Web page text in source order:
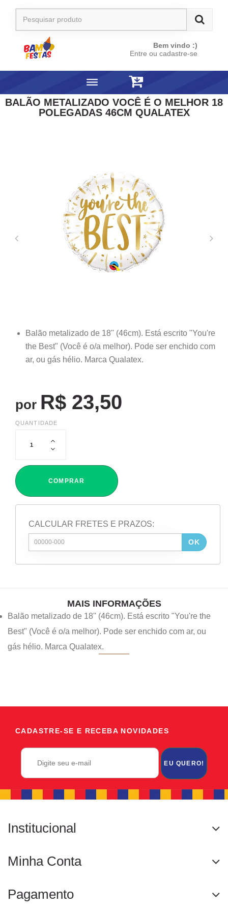
Bem vindo :)
Entre ou cadastre-se
BALÃO METALIZADO VOCÊ É O MELHOR 18
POLEGADAS 46CM QUALATEX
Balão metalizado de 18'' (46cm). Está escrito "You're
the Best" (Você é o/a melhor). Pode ser enchido com
ar, ou gás hélio. Marca Qualatex.
por R$ 23,50
QUANTIDADE
COMPRAR
CALCULAR FRETES E PRAZOS:
OK
MAIS INFORMAÇÕES
Balão metalizado de 18'' (46cm). Está escrito "You're the
Best" (Você é o/a melhor). Pode ser enchido com ar, ou
gás hélio. Marca Qualatex.
CADASTRE-SE E RECEBA NOVIDADES
EU QUERO!
Institucional
Minha Conta
Pagamento